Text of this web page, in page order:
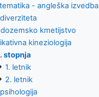
- angleška izvedba
kmetijstvo
kineziologija
stopnja
1. letnik
2. letnik